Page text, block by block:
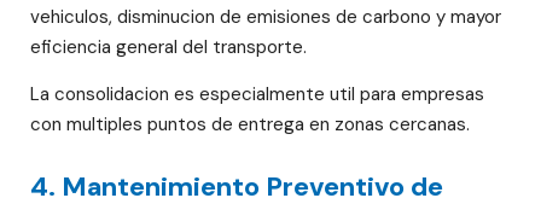
vehiculos, disminucion de emisiones de carbono y mayor
eficiencia general del transporte.
La consolidacion es especialmente util para empresas
con multiples puntos de entrega en zonas cercanas.
4. Mantenimiento Preventivo de